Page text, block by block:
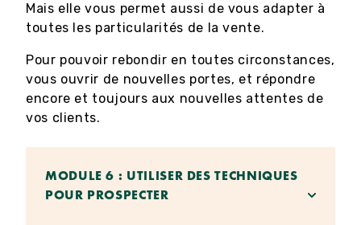
Mais elle vous permet aussi de vous adapter à
toutes les particularités de la vente.
Pour pouvoir rebondir en toutes circonstances,
vous ouvrir de nouvelles portes, et répondre
encore et toujours aux nouvelles attentes de
vos clients.
MODULE 6 : UTILISER DES TECHNIQUES
POUR PROSPECTER